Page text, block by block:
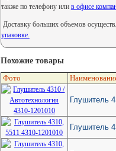
также по телефону или в офисе
Доставку больших объемов
упаковке.
Похожие товары
Фото
Глушитель
Глушитель